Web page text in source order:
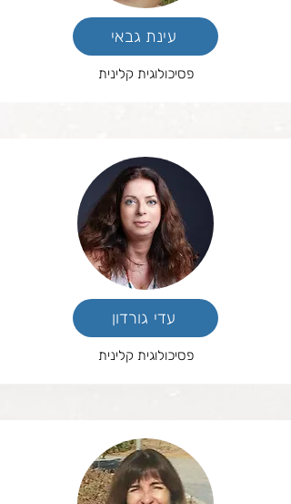
עינת גבאי
פסיכולוגית קלינית
עדי גורדון
פסיכולוגית קלינית